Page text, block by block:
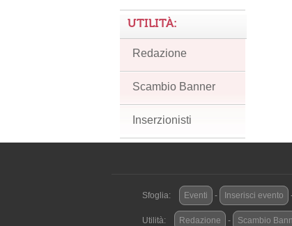
UTILITÀ:
Redazione
Scambio Banner
Inserzionisti
Sfoglia: Eventi - Inserisci evento
Utilità: Redazione - Scambio